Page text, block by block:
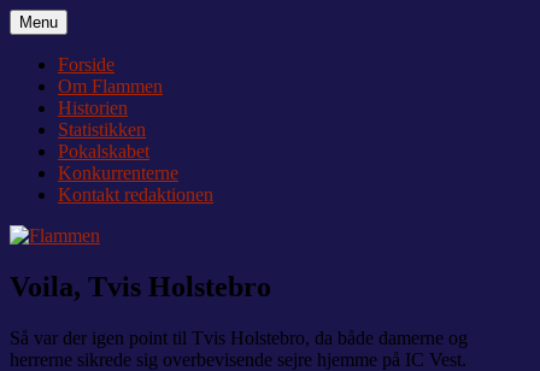
Videre
til
indhold
Flammen
Nyheder og debat om Team Tvis Holstebro
Menu
Forside
Om Flammen
Historien
Statistikken
Pokalskabet
Konkurrenterne
Kontakt redaktionen
Voila, Tvis Holstebro
Så var der igen point til Tvis Holstebro, da både damerne og
herrerne sikrede sig overbevisende sejre hjemme på IC Vest.